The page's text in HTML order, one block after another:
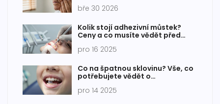
bře 30 2026
Kolik stojí adhezivní můstek?
Ceny a co musíte vědět před
pro 16 2025
Co na špatnou sklovinu? Vše, co
potřebujete vědět o
pro 14 2025